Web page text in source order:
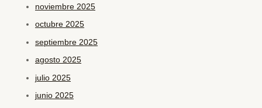
noviembre 2025
octubre 2025
septiembre 2025
agosto 2025
julio 2025
junio 2025